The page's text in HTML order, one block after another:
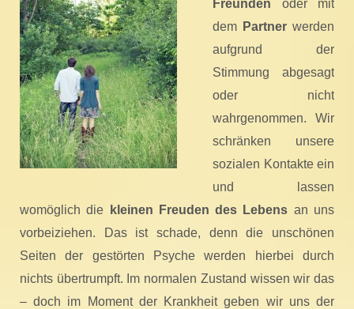
Freunden oder mit
dem Partner werden
aufgrund der
Stimmung abgesagt
oder nicht
wahrgenommen. Wir
schränken unsere
sozialen Kontakte ein
und lassen
womöglich die
kleinen Freuden des Lebens an uns
vorbeiziehen. Das ist schade, denn die unschönen
Seiten der gestörten Psyche werden hierbei durch
nichts übertrumpft. Im normalen Zustand wissen wir das
– doch im Moment der Krankheit geben wir uns der